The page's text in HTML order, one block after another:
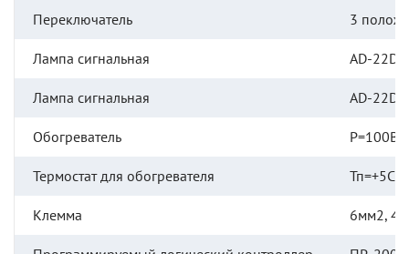
Переключатель 3
Лампа сигнальная AD-
Лампа сигнальная AD-
Обогреватель P=100Вт
Термостат для обогревателя Тп=+5С
Клемма 6мм2,